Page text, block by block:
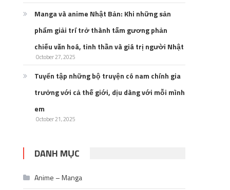
Manga và anime Nhật Bản: Khi những sản
phẩm giải trí trở thành tấm gương phản
chiếu văn hoá, tinh thần và giá trị người Nhật
October 27, 2025
Tuyển tập những bộ truyện có nam chính gia
trưởng với cả thế giới, dịu dàng với mỗi mình
em
October 21, 2025
DANH MỤC
Anime – Manga